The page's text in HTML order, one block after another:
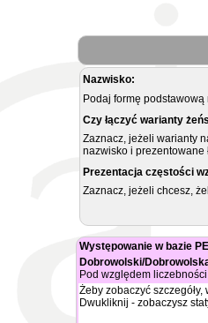
Nazwisko:
Podaj formę
Czy łączyć warianty
Zaznacz, jeżeli warianty
nazwisko i prezentowane
Prezentacja częstości
Zaznacz, jeżeli chcesz,
Występowanie w bazie
Dobrowolski/
Pod względem
Żeby zobaczyć
Dwukliknij - zobaczysz